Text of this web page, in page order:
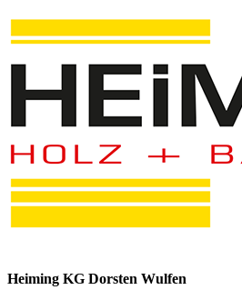
Heiming KG Dorsten Wulfen